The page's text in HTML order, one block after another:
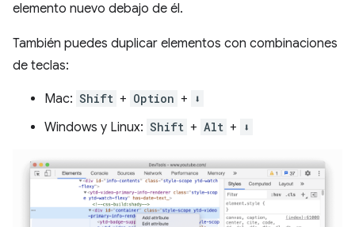
elemento nuevo debajo de él.
También puedes duplicar elementos con combinaciones
de teclas:
Mac: Shift + Option + ⬇️
Windows y Linux: Shift + Alt + ⬇️